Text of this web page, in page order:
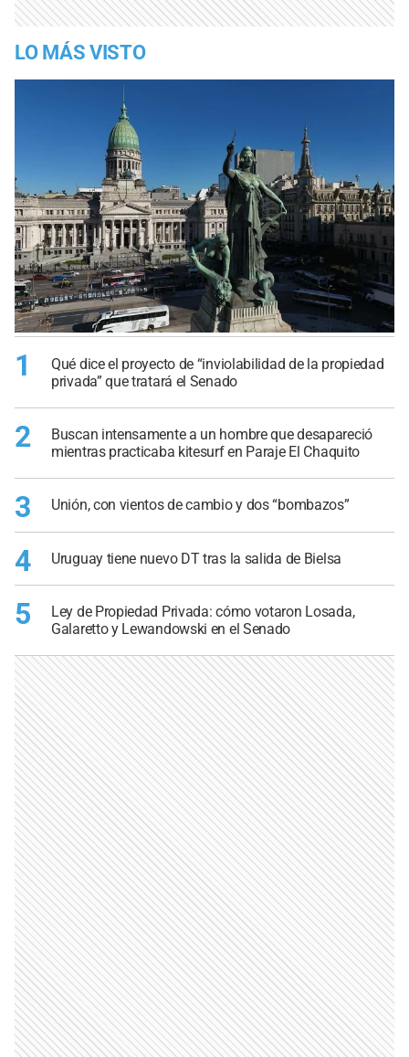
LO MÁS VISTO
1
Qué dice el proyecto de “inviolabilidad de la propiedad
privada” que tratará el Senado
2
Buscan intensamente a un hombre que desapareció
mientras practicaba kitesurf en Paraje El Chaquito
3 Unión, con vientos de cambio y dos “bombazos”
4 Uruguay tiene nuevo DT tras la salida de Bielsa
5
Ley de Propiedad Privada: cómo votaron Losada,
Galaretto y Lewandowski en el Senado